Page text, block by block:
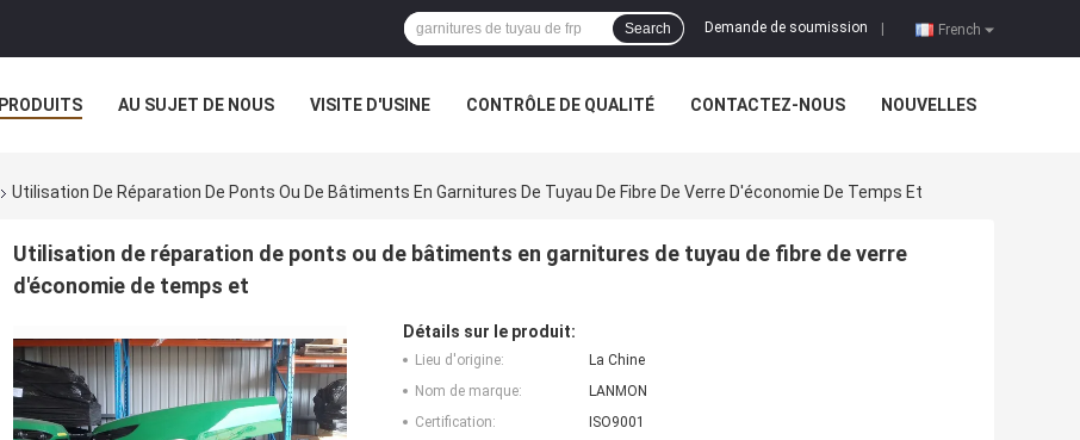
French
Demande de soumission
Search
PRODUITS AU SUJET DE NOUS VISITE D'USINE CONTRÔLE DE QUALITÉ CONTACTEZ-NOUS NOUVELLES
Utilisation De Réparation De Ponts Ou De Bâtiments En Garnitures De Tuyau De Fibre De Verre D'économie De Temps Et
Utilisation de réparation de ponts ou de bâtiments en garnitures de tuyau de fibre de verre
d'économie de temps et
Détails sur le produit:
Lieu d'origine:
La Chine
Nom de marque:
LANMON
Certification:
ISO9001